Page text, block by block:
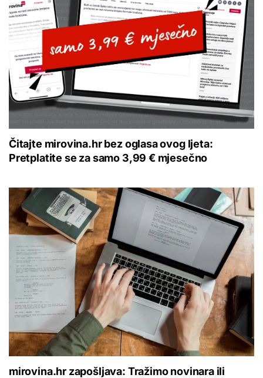
Čitajte mirovina.hr bez oglasa ovog ljeta:
Pretplatite se za samo 3,99 € mjesečno
mirovina.hr zapošljava: Tražimo novinara ili